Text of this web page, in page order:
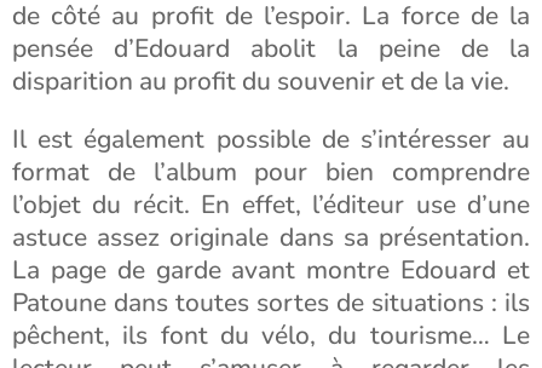
de côté au profit de l’espoir. La force de la
pensée d’Edouard abolit la peine de la
disparition au profit du souvenir et de la vie.
Il est également possible de s’intéresser au
format de l’album pour bien comprendre
l’objet du récit. En effet, l’éditeur use d’une
astuce assez originale dans sa présentation.
La page de garde avant montre Edouard et
Patoune dans toutes sortes de situations : ils
pêchent, ils font du vélo, du tourisme… Le